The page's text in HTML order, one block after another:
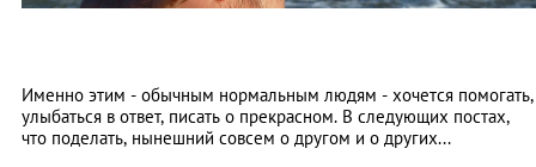
Именно этим - обычным нормальным людям - хочется помогать,
улыбаться в ответ, писать о прекрасном. В следующих постах,
что поделать, нынешний совсем о другом и о других...